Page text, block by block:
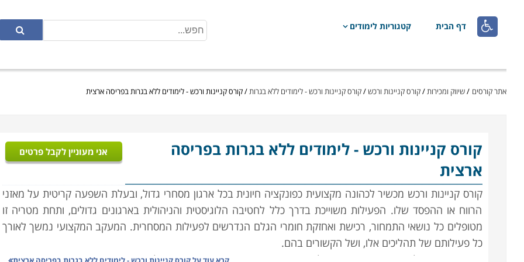
 דף הבית קטגוריות לימודים
אתר קורסים /שיווק ומכירות/קורס קניינות ורכש/קורס קניינות ורכש - לימודים ללא בגרות/קורס קניינות ורכש - לימודים ללא בגרות בפריסה ארצית
קורס קניינות ורכש- לימודים ללא בגרות בפריסה
ארצית
אני מעוניין לקבל פרטים
קורס קניינות ורכש מכשיר לכהונה מקצועית כפונקציה חיונית בכל ארגון מסחרי גדול, ובעלת השפעה קריטית על מאזני
הרווח או ההפסד שלו. הפעילות משוייכת בדרך כלל לחטיבה הלוגיסטית והניהולית בארגונים גדולים, ותחת מטריה זו
מטופלים כל נושאי התמחור, רכישת ואחזקת חומרי הגלם הנדרשים לפעילות המסחרית. המעקב המקצועי נמשך לאורך
כל פעילותם של תהליכים אלו, ושל הקשורים בהם.
השרשרת מתחילה בפרסום מכרזים וקבלת הצעות המחיר המבוקשות בהם, ניהול המשא ומתן עם הספקים האפשריים,